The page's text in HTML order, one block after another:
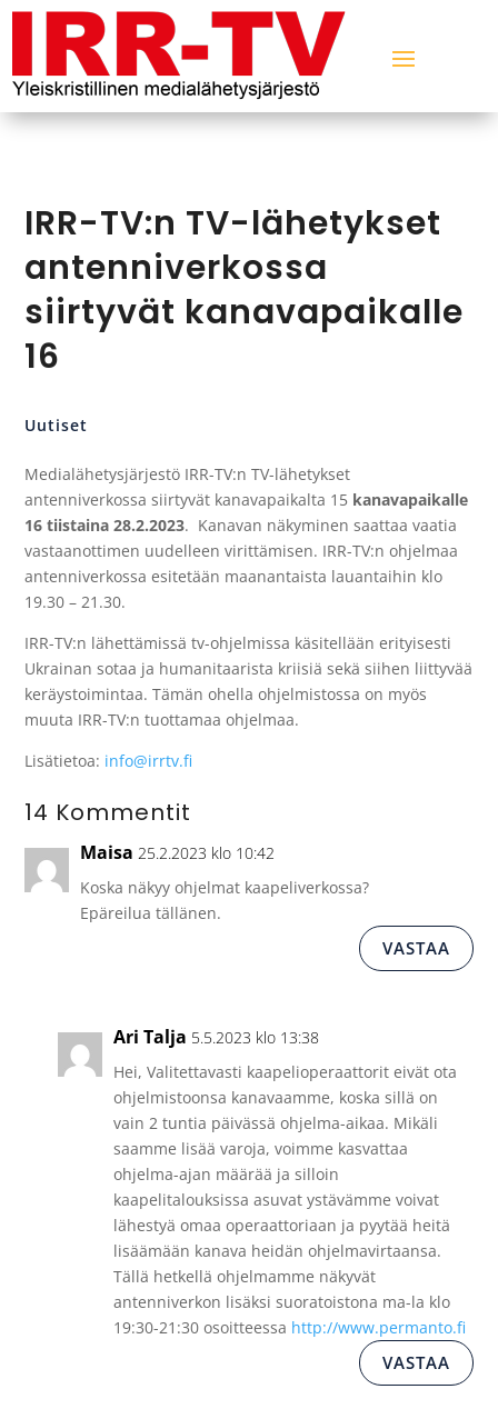
IRR-TV:n TV-lähetykset
antenniverkossa
siirtyvät kanavapaikalle
16
Uutiset
Medialähetysjärjestö IRR-TV:n TV-lähetykset
antenniverkossa siirtyvät kanavapaikalta 15 kanavapaikalle
16 tiistaina 28.2.2023. Kanavan näkyminen saattaa vaatia
vastaanottimen uudelleen virittämisen. IRR-TV:n ohjelmaa
antenniverkossa esitetään maanantaista lauantaihin klo
19.30 – 21.30.
IRR-TV:n lähettämissä tv-ohjelmissa käsitellään erityisesti
Ukrainan sotaa ja humanitaarista kriisiä sekä siihen liittyvää
keräystoimintaa. Tämän ohella ohjelmistossa on myös
muuta IRR-TV:n tuottamaa ohjelmaa.
Lisätietoa: info@irrtv.fi
14 Kommentit
Maisa 25.2.2023 klo 10:42
Koska näkyy ohjelmat kaapeliverkossa?
Epäreilua tällänen.
VASTAA
Ari Talja 5.5.2023 klo 13:38
Hei, Valitettavasti kaapelioperaattorit eivät ota
ohjelmistoonsa kanavaamme, koska sillä on
vain 2 tuntia päivässä ohjelma-aikaa. Mikäli
saamme lisää varoja, voimme kasvattaa
ohjelma-ajan määrää ja silloin
kaapelitalouksissa asuvat ystävämme voivat
lähestyä omaa operaattoriaan ja pyytää heitä
lisäämään kanava heidän ohjelmavirtaansa.
Tällä hetkellä ohjelmamme näkyvät
antenniverkon lisäksi suoratoistona ma-la klo
19:30-21:30 osoitteessa http://www.permanto.fi
VASTAA